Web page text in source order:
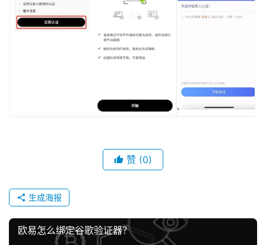
币
圈
常
见
问
题
赞 (0)
生成海报
欧易怎么绑定谷歌验证器？